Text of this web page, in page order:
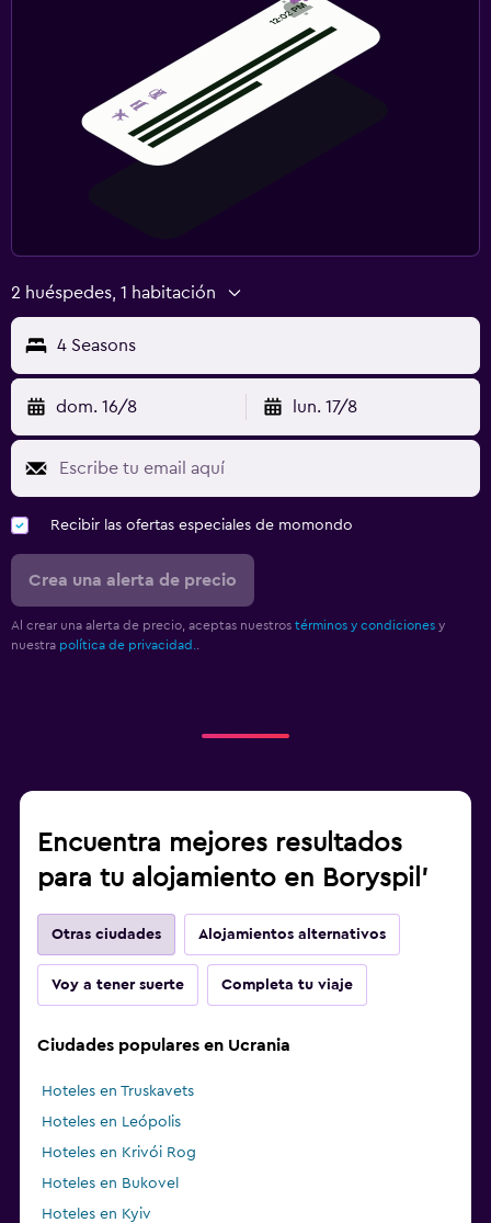
2 huéspedes, 1 habitación
4 Seasons
dom. 16/8 lun. 17/8
Recibir las ofertas especiales de momondo
Crea una alerta de precio
Al crear una alerta de precio, aceptas nuestros términos y condiciones y
nuestra política de privacidad.
Encuentra mejores resultados
para tu alojamiento en Boryspil’
Otras ciudades Alojamientos alternativos
Voy a tener suerte Completa tu viaje
Ciudades populares en Ucrania
Hoteles en Truskavets
Hoteles en Leópolis
Hoteles en Krivói Rog
Hoteles en Bukovel
Hoteles en Kyiv